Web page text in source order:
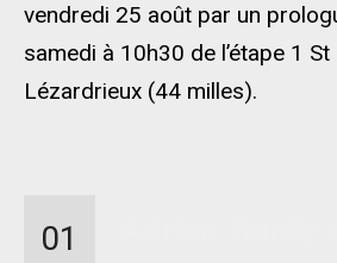
vendredi 25 août par un
samedi à 10h30 de l’étape 1
Lézardrieux (44 milles).
01